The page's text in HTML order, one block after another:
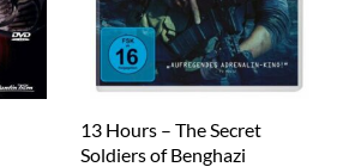
13 Hours – The Secret
Soldiers of Benghazi